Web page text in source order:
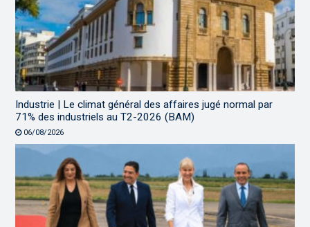
Industrie | Le climat général des affaires jugé normal par
71% des industriels au T2-2026 (BAM)
06/08/2026